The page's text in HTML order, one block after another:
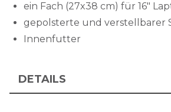
ein Fach (27x38 cm) für 16"
gepolsterte und verstellbarer
Innenfutter
DETAILS